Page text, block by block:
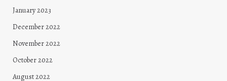
January 2023
December 2022
November 2022
October 2022
August 2022